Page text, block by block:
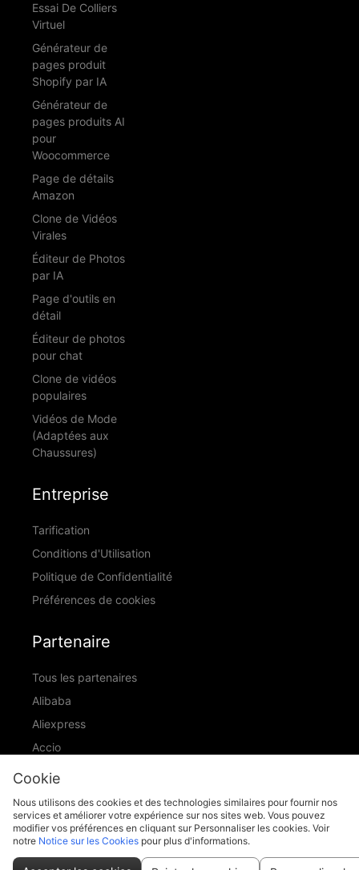
Essai De Colliers
Virtuel
Générateur de
pages produit
Shopify par IA
Générateur de
pages produits AI
pour
Woocommerce
Page de détails
Amazon
Clone de Vidéos
Virales
Éditeur de Photos
par IA
Page d'outils en
détail
Éditeur de photos
pour chat
Clone de vidéos
populaires
Vidéos de Mode
(Adaptées aux
Chaussures)
Entreprise
Tarification
Conditions d'Utilisation
Politique de Confidentialité
Préférences de cookies
Partenaire
Tous les partenaires
Alibaba
Aliexpress
Accio
ID Ranking
support@piccopilot.com
Cookie
Nous utilisons des cookies et des technologies similaires pour fournir nos
services et améliorer votre expérience sur nos sites web. Vous pouvez
modifier vos préférences en cliquant sur Personnaliser les cookies. Voir
notre Notice sur les Cookies pour plus d'informations.